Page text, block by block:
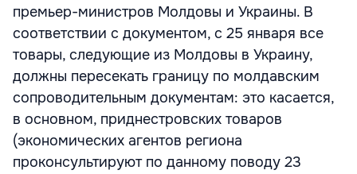
премьер-министров Молдовы и Украины. В
соответствии с документом, с 25 января все
товары, следующие из Молдовы в Украину,
должны пересекать границу по молдавским
сопроводительным документам: это касается,
в основном, приднестровских товаров
(экономических агентов региона
проконсультируют по данному поводу 23